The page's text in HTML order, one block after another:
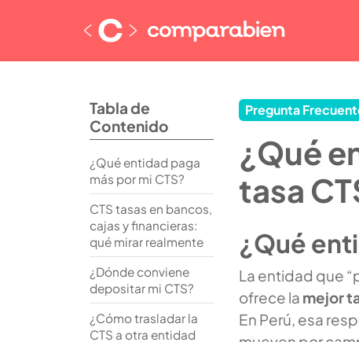
Pregunta
¿Qué
tasa
¿Qué
La entidad que
ofrece la mejor
En Perú, esa
Tabla de
Contenido
¿Qué entidad paga
más por mi CTS?
CTS tasas en bancos,
cajas y financieras:
qué mirar realmente
¿Dónde conviene
depositar mi CTS?
¿Cómo trasladar la
CTS a otra entidad